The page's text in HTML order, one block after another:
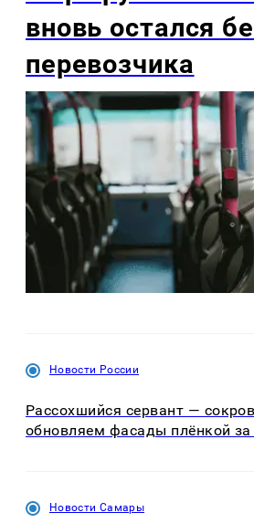
вновь остался
перевозчика
Новости России
Рассохшийся сервант —
обновляем фасады плёнкой за
Новости Самары